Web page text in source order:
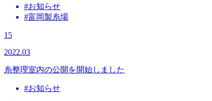
#お知らせ
#富岡製糸場
15
2022.03
糸整理室内の公開を開始しました
#お知らせ